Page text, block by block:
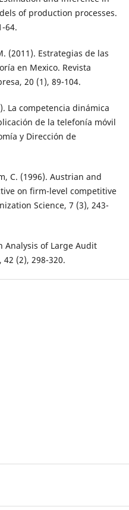
of production processes.
64.
(2011). Estrategias de las
en Mexico. Revista
20 (1), 89-104.
La competencia dinámica
de la telefonía móvil
y Dirección de
C. (1996). Austrian and
on firm-level competitive
Science, 7 (3), 243-
Analysis of Large Audit
(2), 298-320.